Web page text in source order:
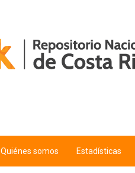
Quiénes somos Estadísticas